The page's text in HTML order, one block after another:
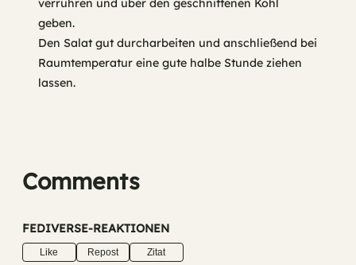
geben.
Den Salat gut durcharbeiten und anschließend bei
Raumtemperatur eine gute halbe Stunde ziehen
lassen.
Comments
FEDIVERSE-REAKTIONEN
Like Repost Zitat